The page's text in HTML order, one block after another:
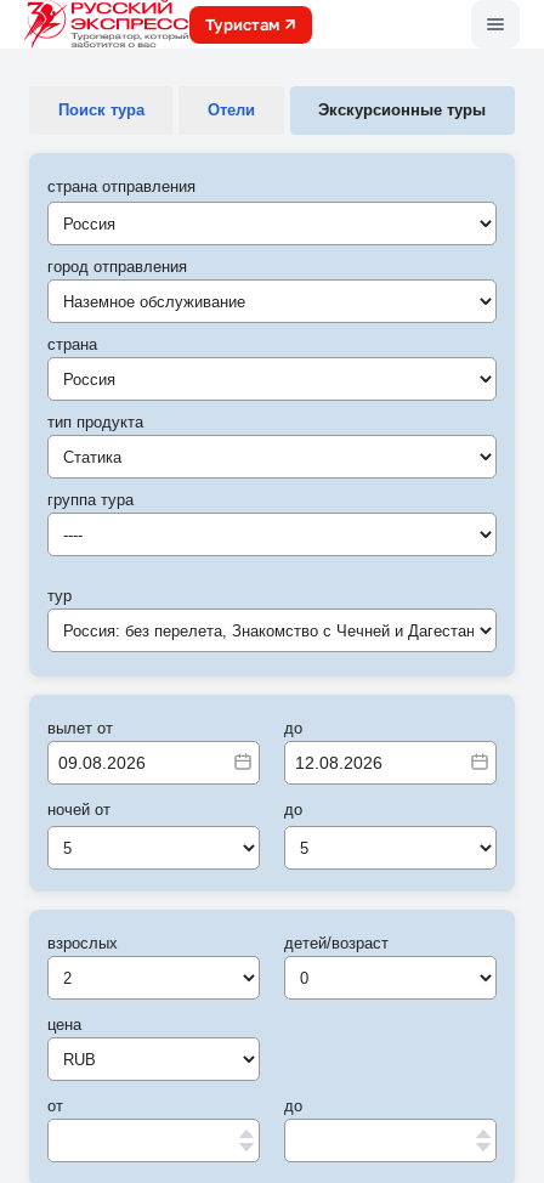
Туристам
Поиск тура Отели Экскурсионные туры
страна отправления
город отправления
Наземное обслуживание
страна
Россия
тип продукта
Статика
группа тура
----
тур
Россия: без перелета, Знакомство с Чечней и Дагестаном
вылет от
ночей от
5
до
до
5
взрослых
цена
от
детей/возраст
до